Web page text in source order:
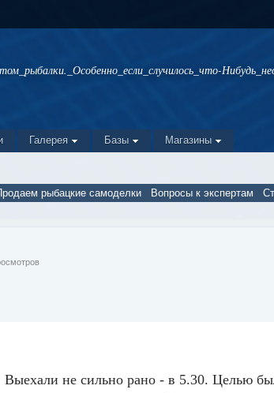
Галерея Базы Магазины
рыбацкие самоделки Вопросы к экспертам
Выехали не сильно рано - в 5.30. Целью